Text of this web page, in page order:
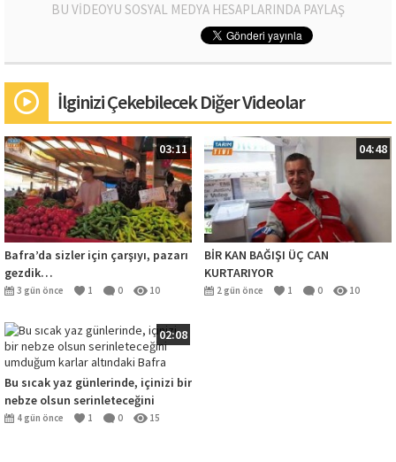
BU VİDEOYU SOSYAL MEDYA HESAPLARINDA PAYLAŞ
İlginizi Çekebilecek Diğer Videolar
03:11
Bafra’da sizler için çarşıyı, pazarı
gezdik…
3 gün önce 1 0 10
04:48
BİR KAN BAĞIŞI ÜÇ CAN
KURTARIYOR
2 gün önce 1 0 10
02:08
Bu sıcak yaz günlerinde, içinizi bir
nebze olsun serinleteceğini
umduğum karlar altındaki Bafra
4 gün önce 1 0 15